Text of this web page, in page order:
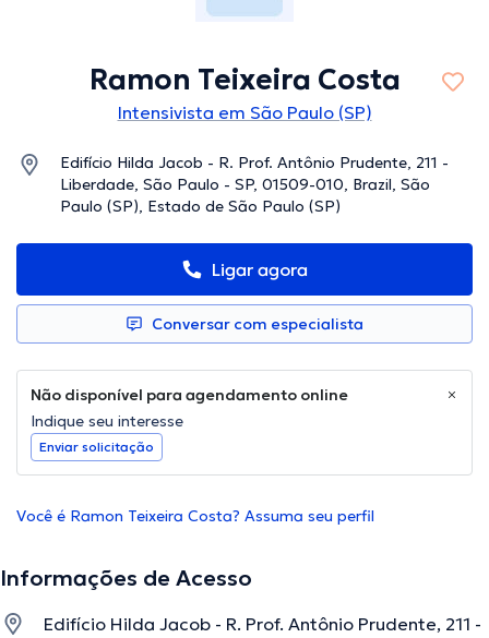
Ramon Teixeira Costa
Intensivista em São Paulo (SP)
Edifício Hilda Jacob - R. Prof. Antônio Prudente, 211 -
Liberdade, São Paulo - SP, 01509-010, Brazil, São
Paulo (SP), Estado de São Paulo (SP)
Ligar agora
Conversar com especialista
Não disponível para agendamento online
Indique seu interesse
Enviar solicitação
Você é Ramon Teixeira Costa? Assuma seu perfil
Informações de Acesso
Edifício Hilda Jacob - R. Prof. Antônio Prudente, 211 -